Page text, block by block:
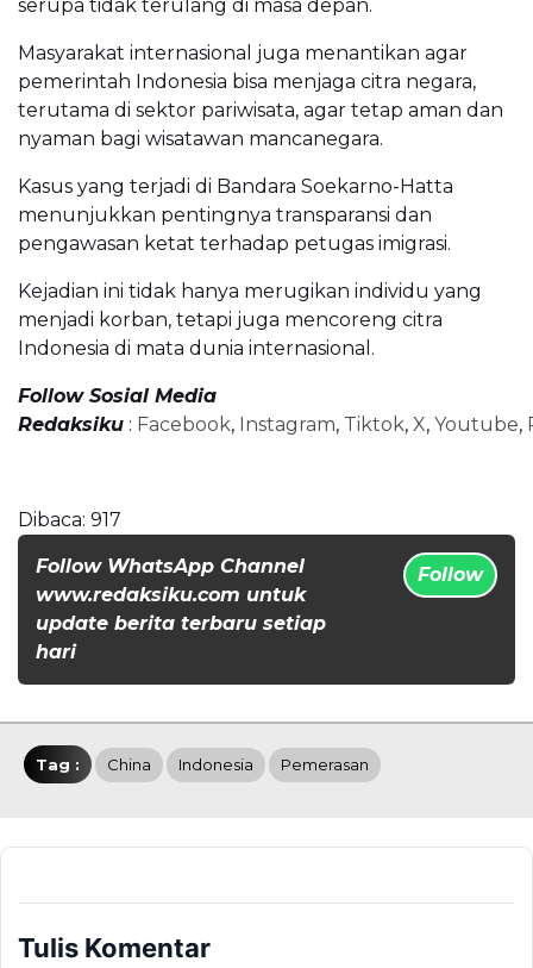
serupa tidak terulang di masa depan.
Masyarakat internasional juga menantikan agar
pemerintah Indonesia bisa menjaga citra negara,
terutama di sektor pariwisata, agar tetap aman dan
nyaman bagi wisatawan mancanegara.
Kasus yang terjadi di Bandara Soekarno-Hatta
menunjukkan pentingnya transparansi dan
pengawasan ketat terhadap petugas imigrasi.
Kejadian ini tidak hanya merugikan individu yang
menjadi korban, tetapi juga mencoreng citra
Indonesia di mata dunia internasional.
Follow Sosial Media
Redaksiku : Facebook, Instagram, Tiktok, X, Youtube,
Dibaca: 917
Follow WhatsApp Channel
www.redaksiku.com untuk
update berita terbaru setiap
hari
Follow
Tag : China Indonesia Pemerasan
Tulis Komentar